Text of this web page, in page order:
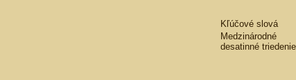
Kľúčové slová
Medzinárodné
desatinné triedenie